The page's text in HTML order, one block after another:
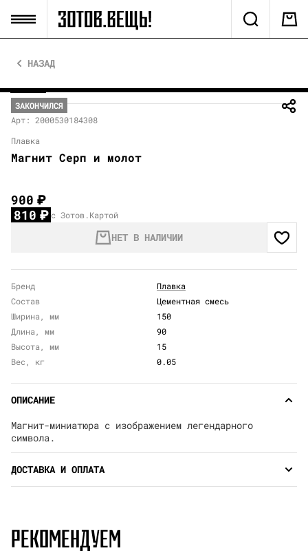
НАЗАД
ЗАКОНЧИЛСЯ
Арт: 2000530184308
Плавка
Магнит Серп и молот
900₽
810₽ с Зотов.Картой
НЕТ В НАЛИЧИИ
Бренд
Плавка
Состав
Цементная смесь
Ширина, мм
150
Длина, мм
90
Высота, мм
15
Вес, кг
0.05
ОПИСАНИЕ
Магнит-миниатюра с изображением легендарного
символа.
ДОСТАВКА И ОПЛАТА
РЕКОМЕНДУЕМ